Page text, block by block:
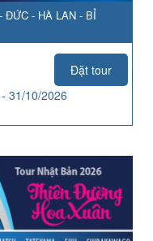
ĐỨC - HÀ LAN - BỈ
Đặt tour
31/10/2026